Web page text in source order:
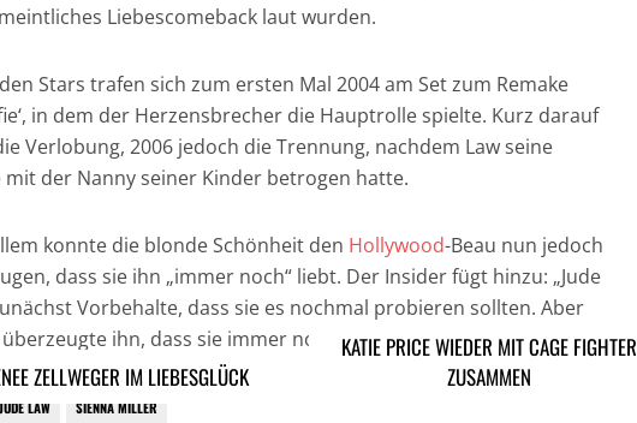
Liebescomeback laut wurden.
Stars trafen sich zum ersten Mal 2004 am Set zum Remake
in dem der Herzensbrecher die Hauptrolle spielte. Kurz darauf
Verlobung, 2006 jedoch die Trennung, nachdem Law seine
mit der Nanny seiner Kinder betrogen hatte.
konnte die blonde Schönheit den Hollywood-Beau nun jedoch
dass sie ihn „immer noch“ liebt. Der Insider fügt hinzu: „Jude
Vorbehalte, dass sie es nochmal probieren sollten. Aber
ihn, dass sie immer noch in ihn verliebt ist.“
JUDE LAW SIENNA MILLER
ZELLWEGER IM LIEBESGLÜCK
KATIE PRICE WIEDER MIT CAGE FIGHTER
ZUSAMMEN